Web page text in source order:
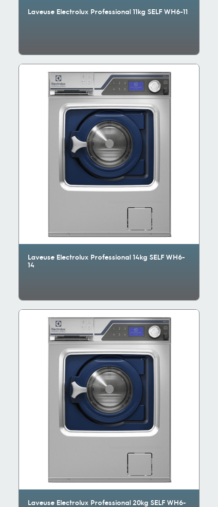
Laveuse Electrolux Professional 11kg SELF WH6-11
Laveuse Electrolux Professional 14kg SELF WH6-
14
Laveuse Electrolux Professional 20kg SELF WH6-